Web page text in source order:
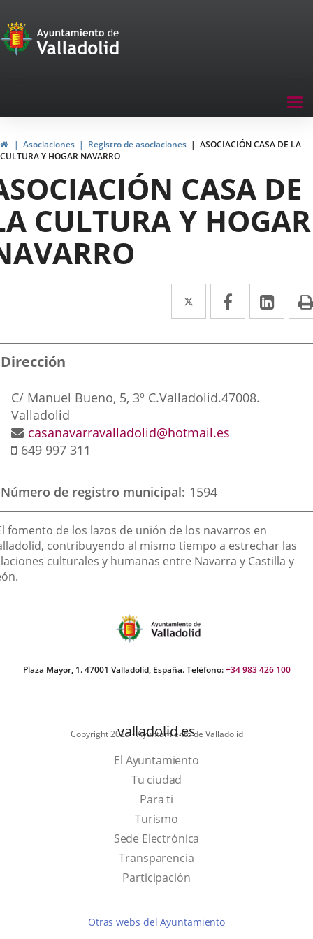
Portal
de
navegación
HomeAsociaciones Registro de asociaciones
ASOCIACIÓN CASA DE LA
CULTURA Y HOGAR NAVARRO
CASA DE
CULTURA Y HOGAR
Twitter
Enlace
a
una
externa.
Facebook
Enlace
a
una
externa.
a
una
Dirección
Postal
address
C/ Manuel Bueno, 5, 3º C.Valladolid.47008.
Valladolid
Email
casanavarravalladolid@hotmail.es
Mobile
649 997 311
Número de registro municipal 1594
fomento de los lazos de unión de los navarros en
contribuyendo al mismo tiempo a estrechar las
culturales y humanas entre Navarra y Castilla y
Plaza Mayor, 1. 47001 Valladolid, España. Teléfono:+34 983 426 100
Copyright 2025 - Ayuntamiento de Valladolid
valladolid.es
El Ayuntamiento
Tu ciudad
Para ti
TurismoThis
link
will
open
Sede Electrónica
Transparencia
Participación
Otras webs del Ayuntamiento